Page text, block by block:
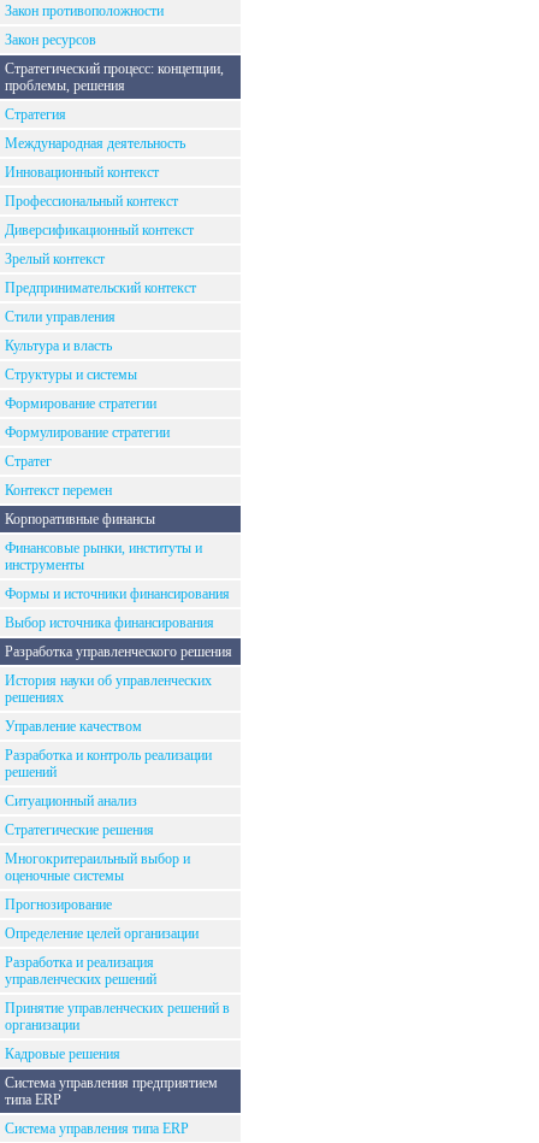
Закон противоположности
Закон ресурсов
Стратегический процесс: концепции,
проблемы, решения
Стратегия
Международная деятельность
Инновационный контекст
Профессиональный контекст
Диверсификационный контекст
Зрелый контекст
Предпринимательский контекст
Стили управления
Культура и власть
Структуры и системы
Формирование стратегии
Формулирование стратегии
Стратег
Контекст перемен
Корпоративные финансы
Финансовые рынки, институты и
инструменты
Формы и источники финансирования
Выбор источника финансирования
Разработка управленческого решения
История науки об управленческих
решениях
Управление качеством
Разработка и контроль реализации
решений
Ситуационный анализ
Стратегические решения
Многокритераильный выбор и
оценочные системы
Прогнозирование
Определение целей организации
Разработка и реализация
управленческих решений
Принятие управленческих решений в
организации
Кадровые решения
Система управления предприятием
типа ERP
Система управления типа ERP